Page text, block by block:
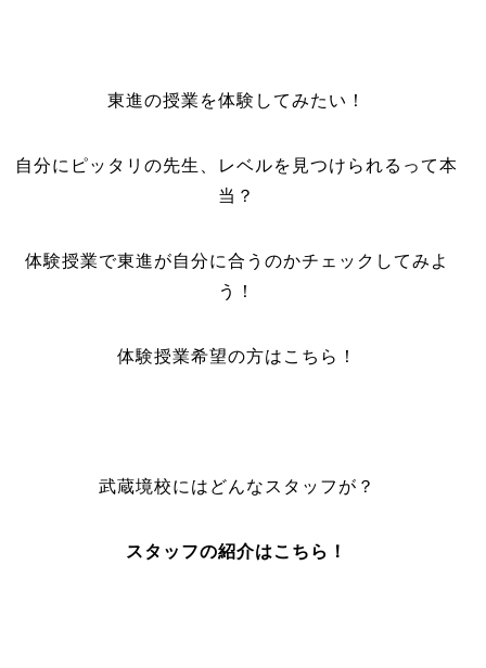
東進の授業を体験してみたい！
自分にピッタリの先生、レベルを見つけられるって本
当？
体験授業で東進が自分に合うのかチェックしてみよ
う！
体験授業希望の方はこちら！
武蔵境校にはどんなスタッフが？
スタッフの紹介はこちら！